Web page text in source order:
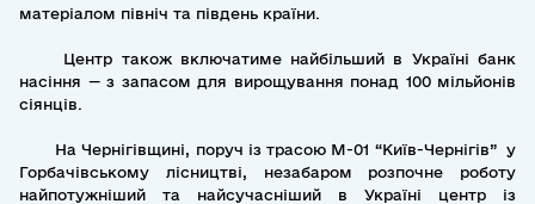
матеріалом північ та південь країни.
Центр також включатиме найбільший в Україні банк
насіння — з запасом для вирощування понад 100 мільйонів
сіянців.
На Чернігівщині, поруч із трасою М-01 “Київ-Чернігів” у
Горбачівському лісництві,
незабаром розпочне роботу
найпотужніший та найсучасніший в Україні центр із